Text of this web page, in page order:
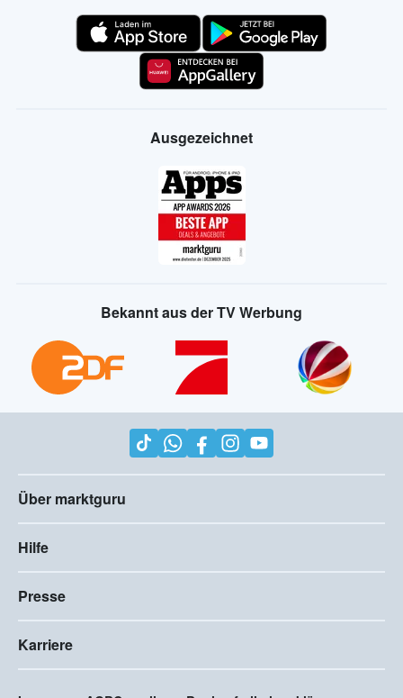
Ausgezeichnet
Bekannt aus der TV Werbung
Über marktguru
Hilfe
Presse
Karriere